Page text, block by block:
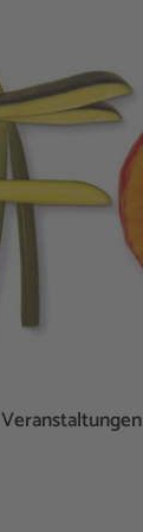
Veranstaltungen